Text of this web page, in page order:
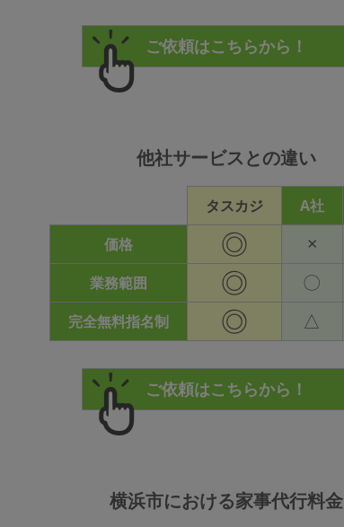
他社サービスとの違い
タスカジ A社
価格
◎ ×
業務範囲 ◎ 〇
完全無料指名制 ◎ △
横浜市における家事代行料金